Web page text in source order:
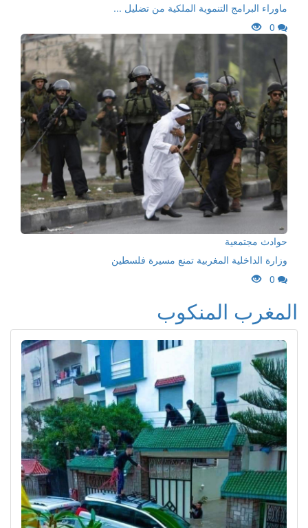
ماوراء البرامج التنموية الملكية من تضليل ...
حوادث مجتمعية
وزارة الداخلية المغربية تمنع مسيرة فلسطين
المغرب المنكوب